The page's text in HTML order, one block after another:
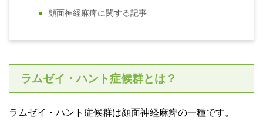
顔面神経麻痺に関する記事
ラムゼイ・ハント症候群とは？
ラムゼイ・ハント症候群は顔面神経麻痺の一種です。